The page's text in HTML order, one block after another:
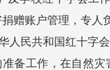
赠账户管理，专人
民共和国红十字
备工作，在自然